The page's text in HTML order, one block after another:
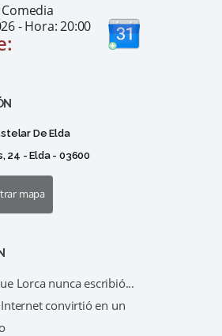
- Hora: 20:00
De Elda
24 - Elda - 03600
mapa
Lorca nunca escribió...
convirtió en un